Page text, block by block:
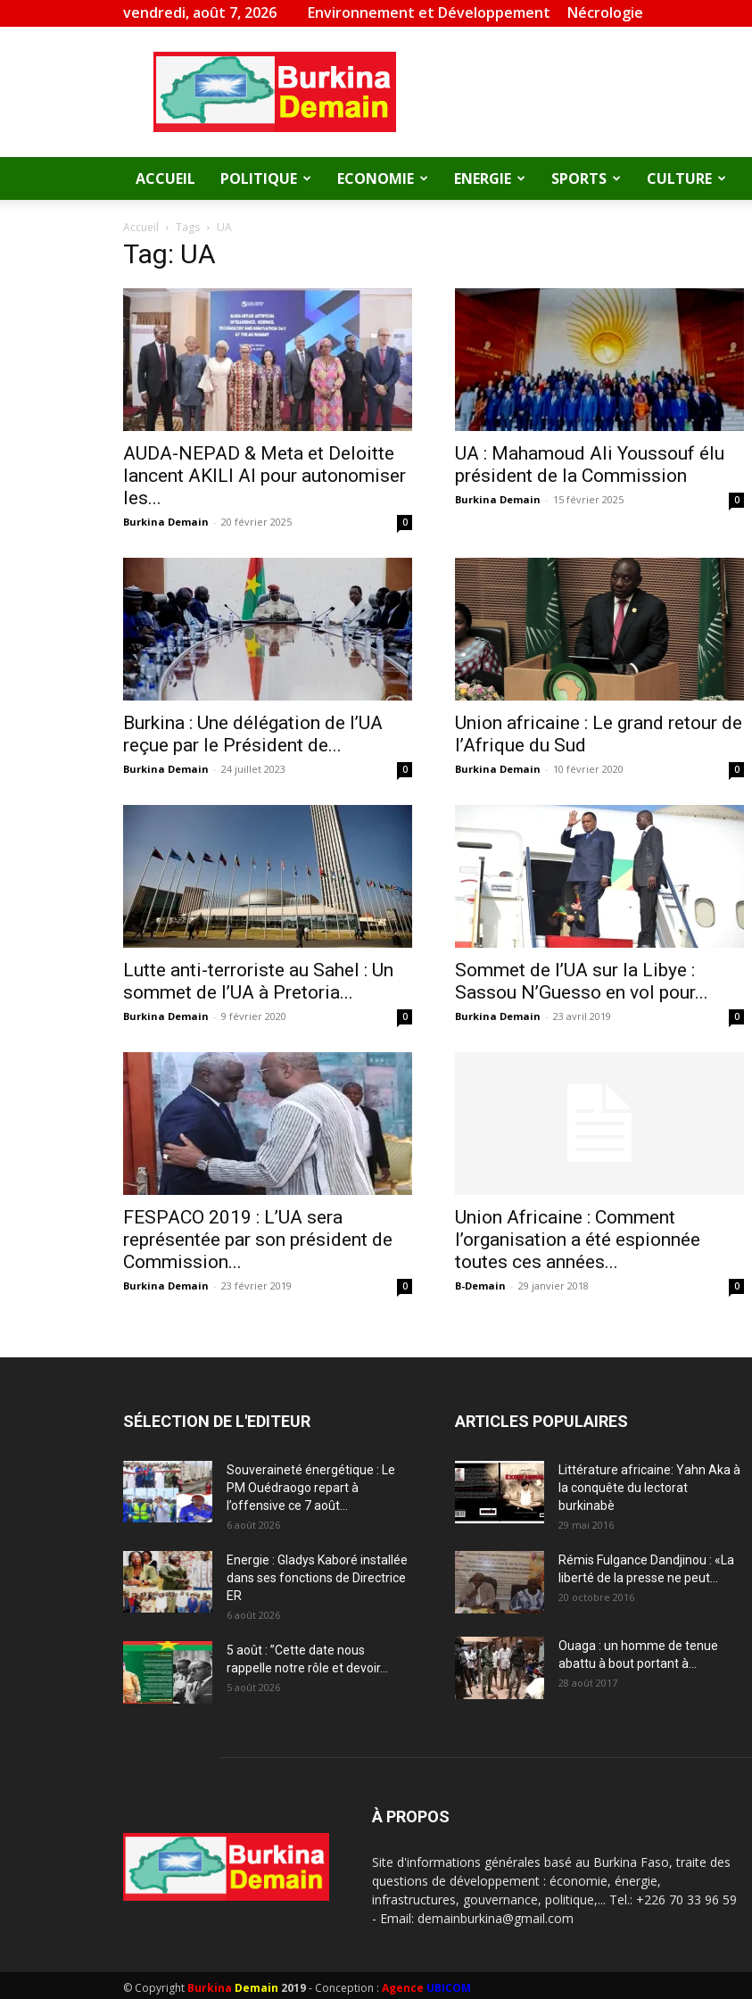
vendredi, août 7, 2026 Environnement et Développement Nécrologie
Burkina
Demain
ACCUEIL POLITIQUE ECONOMIE ENERGIE SPORTS CULTURE
Accueil Tags UA
Tag: UA
AUDA-NEPAD & Meta et Deloitte
lancent AKILI AI pour autonomiser
les...
Burkina Demain - 20 février 2025 0
UA : Mahamoud Ali Youssouf élu
président de la Commission
Burkina Demain - 15 février 2025 0
Burkina : Une délégation de l’UA
reçue par le Président de...
Burkina Demain - 24 juillet 2023 0
Union africaine : Le grand retour de
l’Afrique du Sud
Burkina Demain - 10 février 2020 0
Lutte anti-terroriste au Sahel : Un
sommet de l’UA à Pretoria...
Burkina Demain - 9 février 2020 0
Sommet de l’UA sur la Libye :
Sassou N’Guesso en vol pour...
Burkina Demain - 23 avril 2019 0
FESPACO 2019 : L’UA sera
représentée par son président de
Commission...
Burkina Demain - 23 février 2019 0
Union Africaine : Comment
l’organisation a été espionnée
toutes ces années...
B-Demain - 29 janvier 2018 0
SÉLECTION DE L'EDITEUR
Souveraineté énergétique : Le
PM Ouédraogo repart à
l’offensive ce 7 août...
6 août 2026
Energie : Gladys Kaboré installée
dans ses fonctions de Directrice
ER
6 août 2026
5 août : ”Cette date nous
rappelle notre rôle et devoir...
5 août 2026
ARTICLES POPULAIRES
Littérature africaine: Yahn Aka à
la conquête du lectorat
burkinabè
29 mai 2016
Rémis Fulgance Dandjinou : «La
liberté de la presse ne peut...
20 octobre 2016
Ouaga : un homme de tenue
abattu à bout portant à...
28 août 2017
À PROPOS
Site d'informations générales basé au Burkina Faso, traite des
questions de développement : économie, énergie,
infrastructures, gouvernance, politique,... Tel.: +226 70 33 96 59
- Email: demainburkina@gmail.com
© Copyright Burkina Demain 2019- Conception : Agence UBICOM